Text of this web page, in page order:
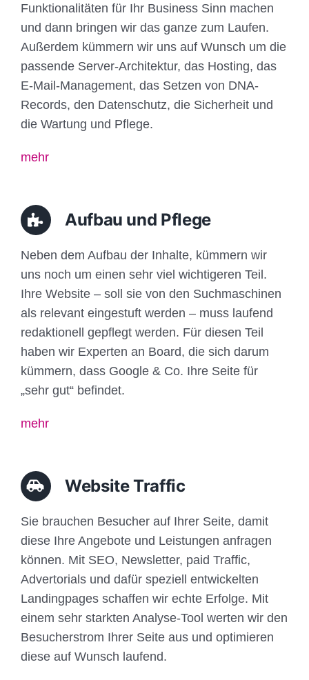
Funktionalitäten für Ihr Business Sinn machen
und dann bringen wir das ganze zum Laufen.
Außerdem kümmern wir uns auf Wunsch um die
passende Server-Architektur, das Hosting, das
E-Mail-Management, das Setzen von DNA-
Records, den Datenschutz, die Sicherheit und
die Wartung und Pflege.
mehr
Aufbau und Pflege
Neben dem Aufbau der Inhalte, kümmern wir
uns noch um einen sehr viel wichtigeren Teil.
Ihre Website – soll sie von den Suchmaschinen
als relevant eingestuft werden – muss laufend
redaktionell gepflegt werden. Für diesen Teil
haben wir Experten an Board, die sich darum
kümmern, dass Google & Co. Ihre Seite für
„sehr gut“ befindet.
mehr
Website Traffic
Sie brauchen Besucher auf Ihrer Seite, damit
diese Ihre Angebote und Leistungen anfragen
können. Mit SEO, Newsletter, paid Traffic,
Advertorials und dafür speziell entwickelten
Landingpages schaffen wir echte Erfolge. Mit
einem sehr starkten Analyse-Tool werten wir den
Besucherstrom Ihrer Seite aus und optimieren
diese auf Wunsch laufend.